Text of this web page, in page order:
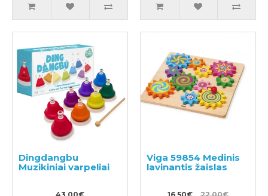
Dingdangbu
Muzikiniai varpeliai
Viga 59854 Medinis
lavinantis žaislas